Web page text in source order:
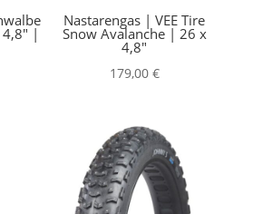
|
Nastarengas | VEE Tire
Snow Avalanche | 26 x
4,8″
179,00 €